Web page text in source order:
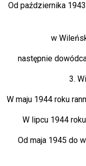
Od października
w
następnie
3.
W maju 1944 roku
W lipcu 1944
Od maja 1945 do